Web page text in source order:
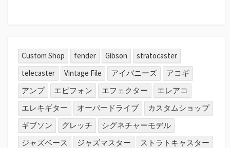
Custom Shop fender Gibson
stratocaster
telecaster
Vintage File アイバニーズ
アコギ
アンプ
エピフォン エフェクター
エレアコ
エレキギター
オーバードライブ
カスタムショップ
ギブソン
グレッチ
シグネチャーモデル
ジャズベース
ジャズマスター
ストラトキャスター